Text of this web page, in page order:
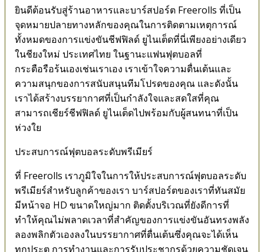
ยินดีต้อนรับสู่ร้านอาหารและบาร์สปอร์ต Freerolls ที่เป็น
จุดหมายปลายทางหลักของคุณในการติดตามเหตุการณ์
ทั้งหมดของการแข่งขันชีฟฟิลด์ ยูไนเต็ดที่นี่เพียงอย่างเดียว
ในชียงใหม่ ประเทศไทย ในฐานะแฟนฟุตบอลที่
กระตือรือร้นเองเช่นเราเอง เราเข้าใจความตื่นเต้นและ
ความสนุกของการสนับสนุนทีมโปรดของคุณ และดังนั้น
เราได้สร้างบรรยากาศที่เป็นกำลังใจและสดใสที่คุณ
สามารถเชียร์ชีฟฟิลด์ ยูไนเต็ดไปพร้อมกับผู้สนทนาที่เป็น
ห่วงใย
ประสบการณ์ฟุตบอลระดับพรีเมียร์
ที่ Freerolls เราภูมิใจในการให้ประสบการณ์ฟุตบอลระดับ
พรีเมียร์สำหรับลูกค้าของเรา บาร์สปอร์ตของเราที่ทันสมัย
มีหน้าจอ HD ขนาดใหญ่มาก ติดตั้งบริเวณที่ยังดีการที่
ทำให้คุณไม่พลาดเวลาที่สำคัญของการแข่งขันอันทรงพลัง
ลองพลิกตัวเองลงในบรรยากาศที่ตื่นเต้นซึ่งคุณจะได้เห็น
ทุกประตู การทำงานและการรับประชากรด้วยความชัดเจน